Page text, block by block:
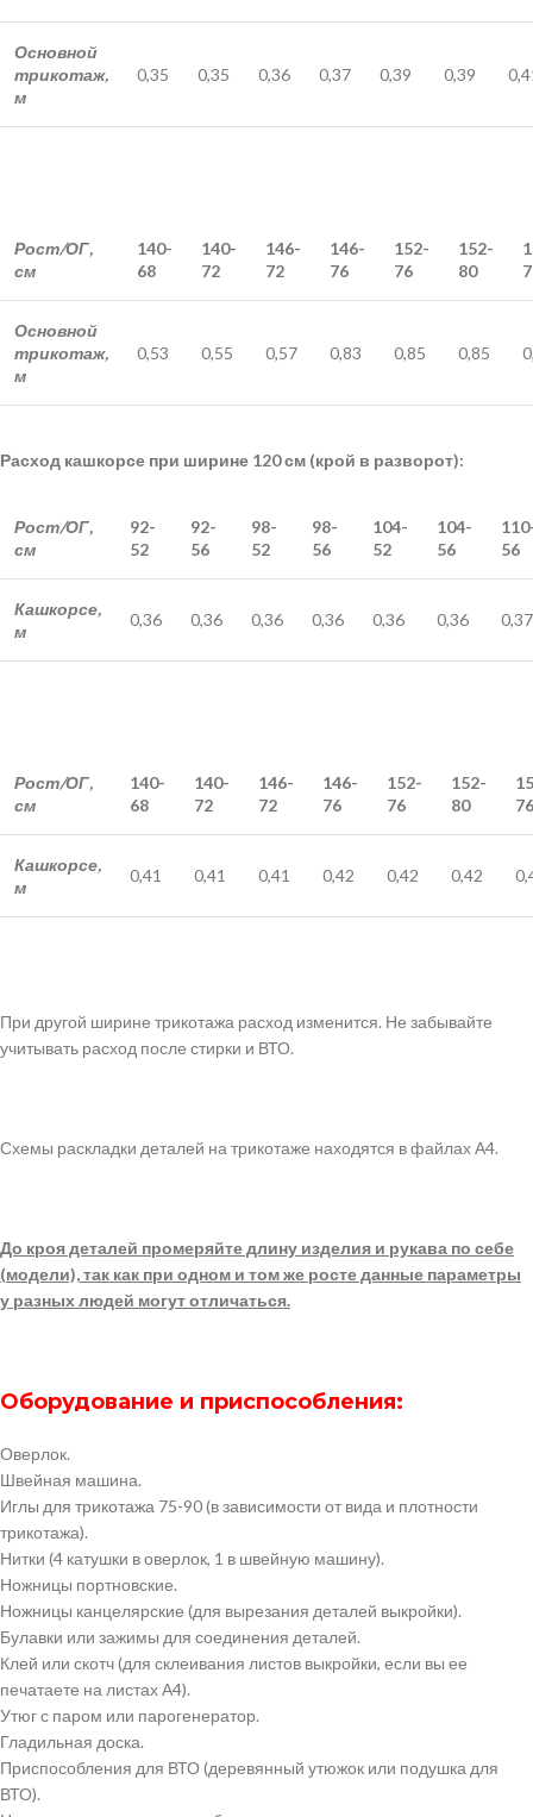
Основной
трикотаж,
м
0,35 0,35 0,36 0,37 0,39 0,39
Рост/ОГ,
см
140-
68
140-
72
146-
72
146-
76
152-
76
152-
80
Основной
трикотаж,
м
0,53 0,55 0,57 0,83 0,85 0,85
Расход кашкорсе при ширине 120 см (крой в разворот):
Рост/ОГ,
см
92-
52
92-
56
98-
52
98-
56
104-
52
104-
56
56
Кашкорсе,
м
0,36 0,36 0,36 0,36 0,36 0,36 0,37
Рост/ОГ,
см
140-
68
140-
72
146-
72
146-
76
152-
76
152-
80
76
Кашкорсе,
м
0,41 0,41 0,41 0,42 0,42 0,42
При другой ширине трикотажа расход изменится. Не забывайте
учитывать расход после стирки и ВТО.
Схемы раскладки деталей на трикотаже находятся в файлах А4.
До кроя деталей промеряйте длину изделия и рукава по себе
(модели), так как при одном и том же росте данные параметры
у разных людей могут отличаться.
Оборудование и приспособления:
Оверлок.
Швейная машина.
Иглы для трикотажа 75-90 (в зависимости от вида и плотности
трикотажа).
Нитки (4 катушки в оверлок, 1 в швейную машину).
Ножницы портновские.
Ножницы канцелярские (для вырезания деталей выкройки).
Булавки или зажимы для соединения деталей.
Клей или скотч (для склеивания листов выкройки, если вы ее
печатаете на листах А4).
Утюг с паром или парогенератор.
Гладильная доска.
Приспособления для ВТО (деревянный утюжок или подушка для
ВТО).